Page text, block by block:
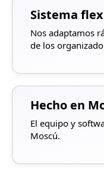
Sistema
Nos adaptamos
de los
Hecho en
El equipo y
Moscú.